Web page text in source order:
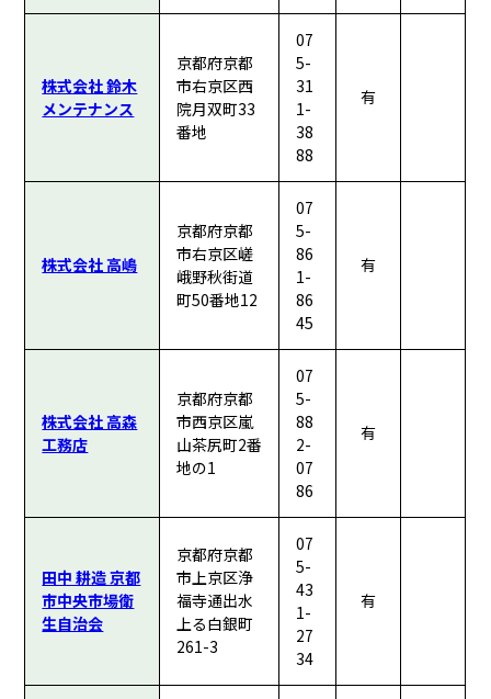
株式会社 鈴木
メンテナンス
京都府京都
市右京区西
院月双町33
番地
07
5-
31
1-
38
88
有
株式会社 高嶋
京都府京都
市右京区嵯
峨野秋街道
町50番地12
07
5-
86
1-
86
45
有
株式会社 高森
工務店
京都府京都
市西京区嵐
山茶尻町2番
地の1
07
5-
88
2-
07
86
有
田中 耕造 京都
市中央市場衛
生自治会
京都府京都
市上京区浄
福寺通出水
上る白銀町
261-3
07
5-
43
1-
27
34
有